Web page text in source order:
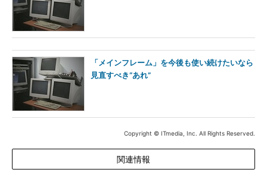
「メインフレーム」を今後も使い続けたいなら
見直すべき“あれ”
Copyright © ITmedia, Inc. All Rights Reserved.
関連情報